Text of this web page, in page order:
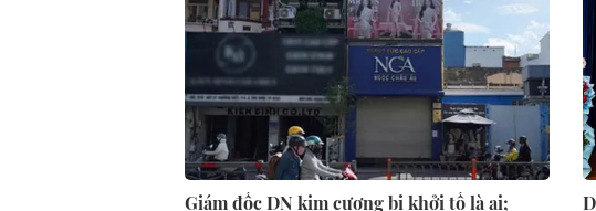
Giám đốc DN kim cương bị khởi tố là ai;